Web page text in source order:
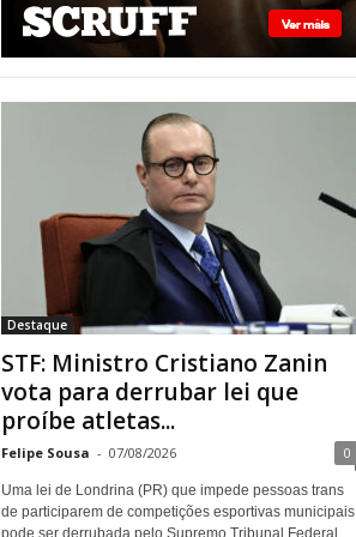
STF: Ministro
para derrubar lei
que proíbe atletas
transgênero em
competições de
Londrina
Destaque
STF: Ministro Cristiano Zanin
vota para derrubar lei que
proíbe atletas...
Felipe Sousa - 07/08/2026 0
Uma lei de Londrina (PR) que impede pessoas trans
de participarem de competições esportivas municipais
pode ser derrubada pelo Supremo Tribunal Federal